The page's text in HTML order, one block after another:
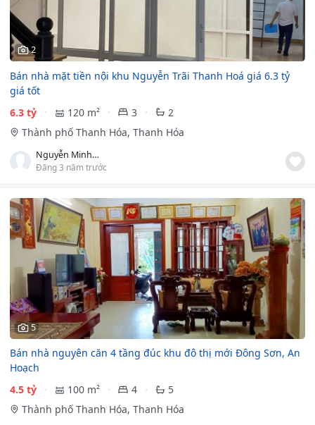
2
Bán nhà mặt tiền nội khu Nguyễn Trãi Thanh Hoá giá 6.3 tỷ
giá tốt
6.3 tỷ
120 m² 3
2
Thành phố Thanh Hóa, Thanh Hóa
Nguyễn Minh Trường
Đăng 3 năm trước
5
Bán nhà nguyên căn 4 tầng đúc khu đô thị mới Đông Sơn, An
Hoạch
4.5 tỷ
100 m² 4
5
Thành phố Thanh Hóa, Thanh Hóa